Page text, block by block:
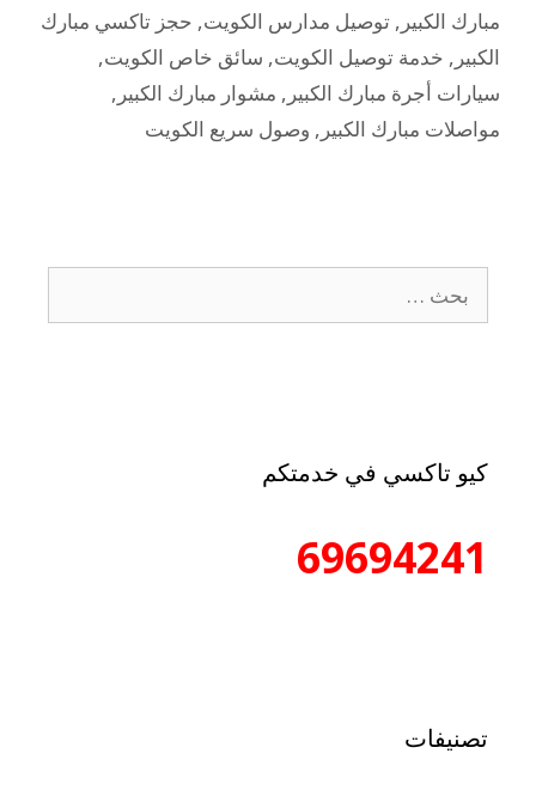
مبارك الكبير , توصيل مدارس الكويت, حجز تاكسي مبارك
الكبير , خدمة توصيل الكويت, سائق خاص الكويت,
سيارات أجرة مبارك الكبير , مشوار مبارك الكبير ,
مواصلات مبارك الكبير , وصول سريع الكويت
كيو تاكسي في خدمتكم
69694241
تصنيفات